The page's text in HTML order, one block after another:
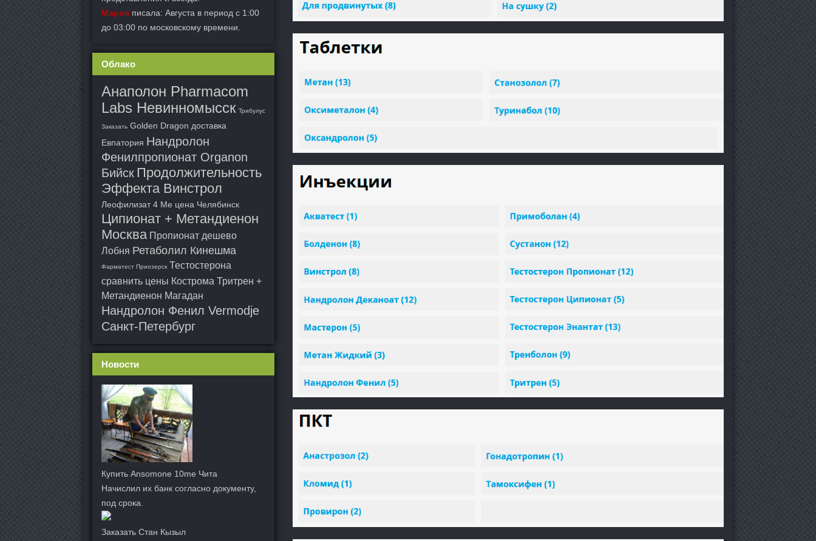
Мария писала: Августа в период с 1:00
до 03:00 по московскому времени.
Облако
Анаполон Pharmacom
Labs Невинномысск Трибулус
Заказать Golden Dragon доставка
Евпатория Нандролон
Фенилпропионат Organon
Бийск Продолжительность
Эффекта Винстрол
Леофилизат 4 Ме цена Челябинск
Ципионат + Метандиенон
Москва Пропионат дешево
Лобня Ретаболил Кинешма
Фарматест Приозерск Тестостерона
сравнить цены Кострома Тритрен +
Метандиенон Магадан
Нандролон Фенил Vermodje
Санкт-Петербург
Новости
Купить Ansomone 10me Чита
Начислил их банк согласно документу,
под срока.
Заказать Стан Кызыл